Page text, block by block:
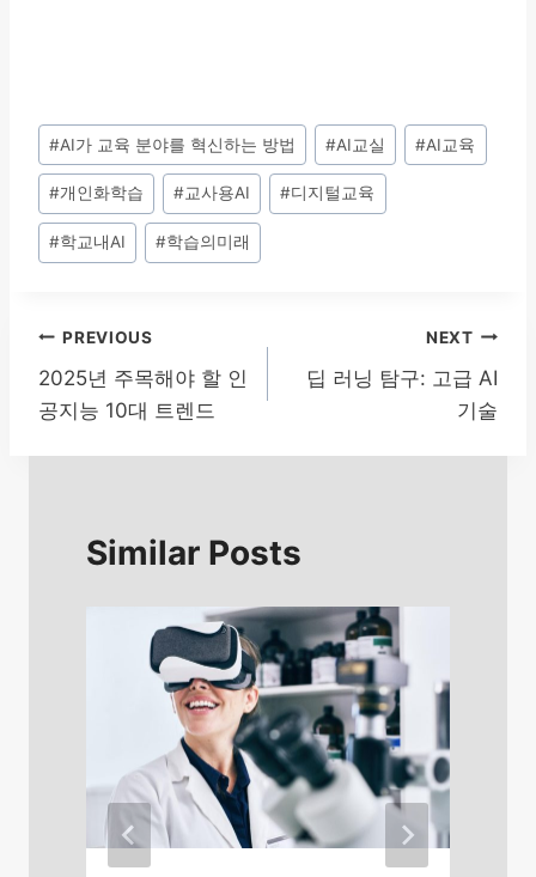
Post
Tags:
#AI가 교육 분야를 혁신하는 방법 #AI교실 #AI교육
#개인화학습 #교사용AI #디지털교육
#학교내AI #학습의미래
글
탐
PREVIOUS
2025년 주목해야 할 인
공지능 10대 트렌드
NEXT
딥 러닝 탐구: 고급 AI
기술
Similar Posts